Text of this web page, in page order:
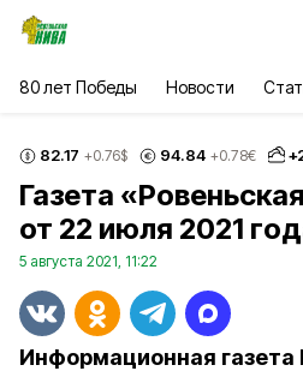
80 лет Победы Новости
82.17 +0.76$ 94.84 +0.78€ +
Газета
от 22 июля 2021
5 августа 2021, 11:22
Информационная газета